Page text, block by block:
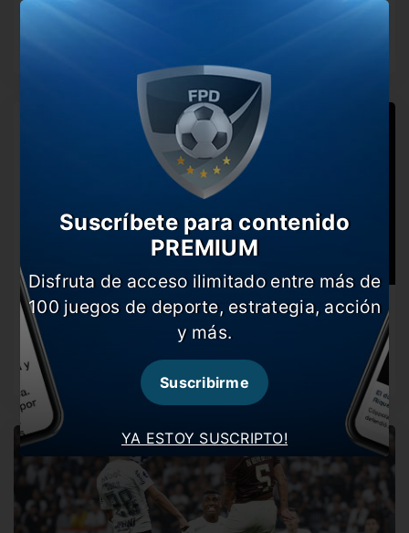
punta
Los únicos dos invictos de la Liga 1 Betsson
El Clausura llegó a su fecha 9 y sólo un par de…
YA ESTOY SUSCRIPTO!
Suscríbete para contenido
PREMIUM
Disfruta de acceso ilimitado entre más de
100 juegos de deporte, estrategia, acción
y más.
Suscribirme